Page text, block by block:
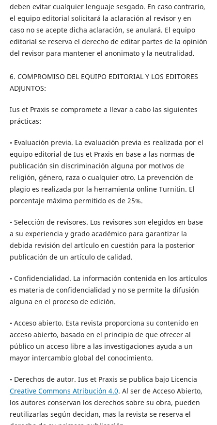
deben evitar cualquier lenguaje sesgado. En caso contrario,
el equipo editorial solicitará la aclaración al revisor y en
caso no se acepte dicha aclaración, se anulará. El equipo
editorial se reserva el derecho de editar partes de la opinión
del revisor para mantener el anonimato y la neutralidad.
6. COMPROMISO DEL EQUIPO EDITORIAL Y LOS EDITORES
ADJUNTOS:
Ius et Praxis se compromete a llevar a cabo las siguientes
prácticas:
• Evaluación previa. La evaluación previa es realizada por el
equipo editorial de Ius et Praxis en base a las normas de
publicación sin discriminación alguna por motivos de
religión, género, raza o cualquier otro. La prevención de
plagio es realizada por la herramienta online Turnitin. El
porcentaje máximo permitido es de 25%.
• Selección de revisores. Los revisores son elegidos en base
a su experiencia y grado académico para garantizar la
debida revisión del artículo en cuestión para la posterior
publicación de un artículo de calidad.
• Confidencialidad. La información contenida en los artículos
es materia de confidencialidad y no se permite la difusión
alguna en el proceso de edición.
• Acceso abierto. Esta revista proporciona su contenido en
acceso abierto, basado en el principio de que ofrecer al
público un acceso libre a las investigaciones ayuda a un
mayor intercambio global del conocimiento.
• Derechos de autor. Ius et Praxis se publica bajo Licencia
Creative Commons Atribución 4.0. Al ser de Acceso Abierto,
los autores conservan los derechos sobre su obra, pueden
reutilizarlas según decidan, mas la revista se reserva el